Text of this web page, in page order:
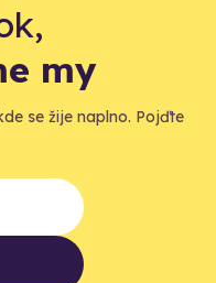
my
se žije naplno. Pojďte